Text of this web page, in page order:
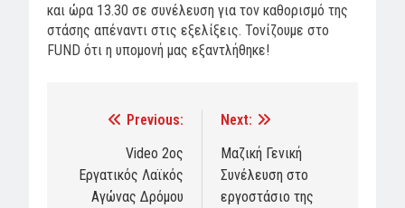
και ώρα 13.30 σε συνέλευση για τον καθορισμό της
στάσης απέναντι στις εξελίξεις. Τονίζουμε στο
FUND ότι η υπομονή μας εξαντλήθηκε!
navigation
Previous:
Video 2ος
Εργατικός Λαϊκός
Αγώνας Δρόμου
Next:
Μαζική Γενική
Συνέλευση στο
εργοστάσιο της